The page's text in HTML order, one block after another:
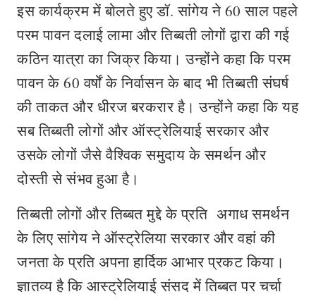
इस कार्यक्रम में बोलते हुए डॉ. सांगेय ने 60 साल पहले
परम पावन दलाई लामा और तिब्बती लोगों द्वारा की गई
कठिन यात्रा का जिक्र किया। उन्होंने कहा कि परम
पावन के 60 वर्षों के निर्वासन के बाद भी तिब्बती संघर्ष
की ताकत और धीरज बरकरार है। उन्होंने कहा कि यह
सब तिब्बती लोगों और ऑस्ट्रेलियाई सरकार और
उसके लोगों जैसे वैश्विक समुदाय के समर्थन और
दोस्ती से संभव हुआ है।
तिब्बती लोगों और तिब्बत मुद्दे के प्रति अगाध समर्थन
के लिए सांगेय ने ऑस्ट्रेलिया सरकार और वहां की
जनता के प्रति अपना हार्दिक आभार प्रकट किया।
ज्ञातव्य है कि आस्ट्रेलियाई संसद में तिब्बत पर चर्चा